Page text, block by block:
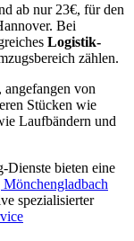
ab nur 23€, für den
Bei
Logistik-
zählen.
von
Stücken wie
Laufbändern und
Dienste bieten eine
spezialisierter